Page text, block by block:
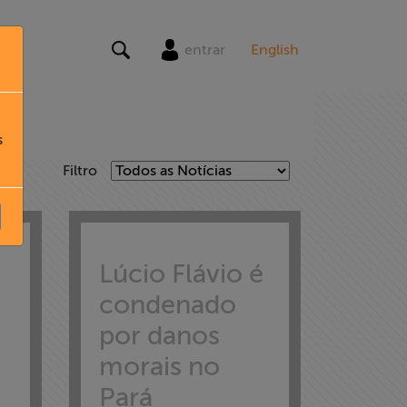
entrar English
Filtro
Lúcio Flávio é
condenado
por danos
morais no
Pará